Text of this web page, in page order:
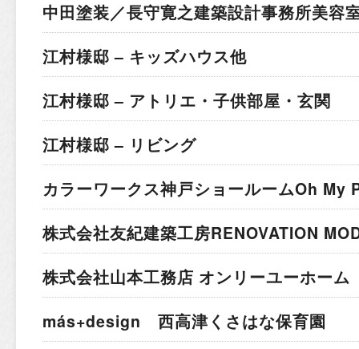
中田塗装／長守寛之建築設計事務所美容
江村様邸 – キッズハウス他
江村様邸 – アトリエ・子供部屋・玄関
江村様邸 – リビング
カラーワークス神戸ショールームOh My
株式会社友紀建築工房RENOVATION
株式会社山本工務店 オンリーユーホー
más+design 西高津くさはな保育園